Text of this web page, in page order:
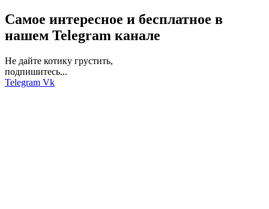
Самое интересное и бесплатное в
нашем Telegram канале
Не дайте котику грустить,
подпишитесь...
Telegram Vk